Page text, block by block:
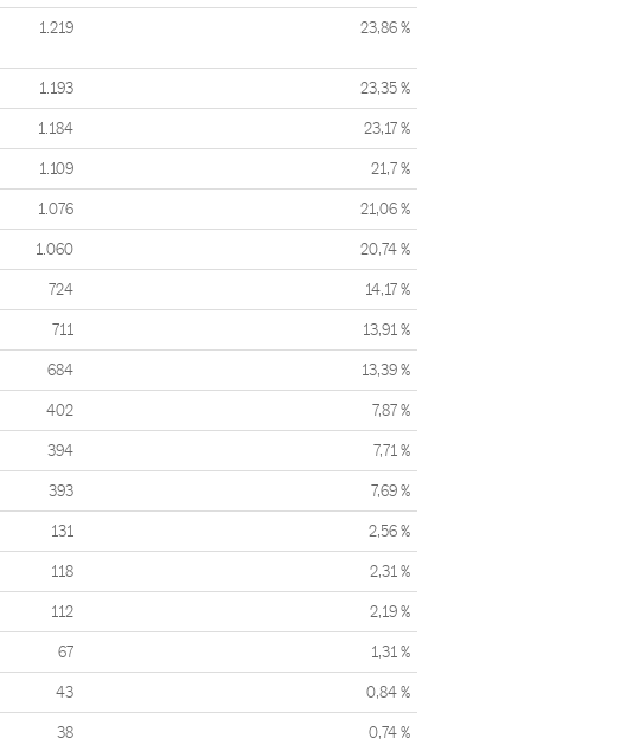
1.219 23,86 %
1.193 23,35 %
1.184 23,17 %
1.109 21,7 %
1.076 21,06 %
1.060 20,74 %
724 14,17 %
711 13,91 %
684 13,39 %
402 7,87 %
394 7,71 %
393 7,69 %
131 2,56 %
118 2,31 %
112 2,19 %
67 1,31 %
43 0,84 %
38 0,74 %